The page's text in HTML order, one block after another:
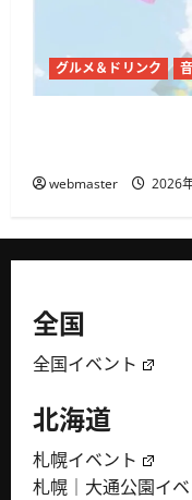
グルメ＆ドリンク
webmaster 2026
全国
全国イベント
北海道
札幌イベント
札幌｜大通公園イ